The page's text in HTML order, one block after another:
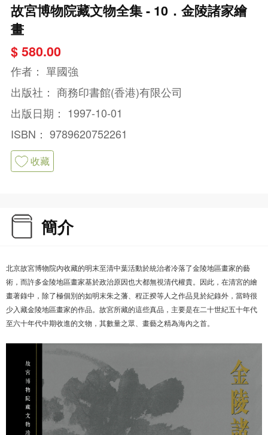
故宮博物院藏文物全集 - 10．金陵諸家繪
畫
$ 580.00
作者： 單國強
出版社： 商務印書館(香港)有限公司
出版日期： 1997-10-01
ISBN： 9789620752261
收藏
簡介
北京故宮博物院內收藏的明末至清中葉活動於統治者冷落了金陵地區畫家的藝
術，而許多金陵地區畫家基於政治原因也大都無視清代權貴。因此，在清宮的繪
畫著錄中，除了極個別的如明末朱之藩、程正揆等人之作品見於紀錄外，當時很
少入藏金陵地區畫家的作品。故宮所藏的這些真品，主要是在二十世紀五十年代
至六十年代中期收進的文物，其數量之眾、畫藝之精為海內之首。